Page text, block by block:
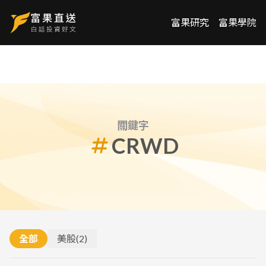
富果研究 富果學院
關鍵字
CRWD
全部 美股(2)